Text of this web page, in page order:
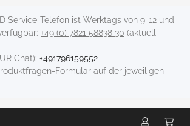
Service-Telefon ist Werktags von 9-12 und
+49 (0) 7821 58838 30 (aktuell
Chat): +491796159552
Formular auf der jeweiligen